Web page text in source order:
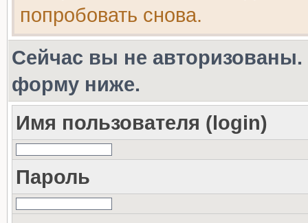
попробовать снова.
Сейчас вы не авторизованы.
форму ниже.
Имя пользователя (login)
Пароль